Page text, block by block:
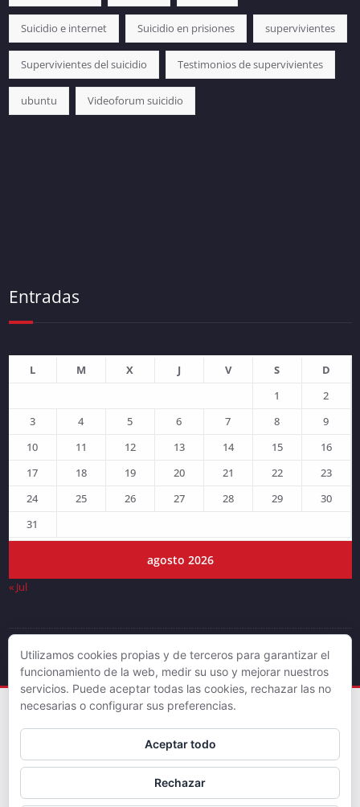
Suicidio e internet Suicidio en prisiones supervivientes
Supervivientes del suicidio Testimonios de supervivientes
ubuntu Videoforum suicidio
Entradas
agosto 2026
L M X J V S
D
1
2
3
4 5 6 7 8
9
10
11 12 13 14 15
16
17
18 19 20 21 22
23
24
25 26 27 28 29
30
31
« Jul
© DJLV 2019
Utilizamos cookies propias y de terceros para garantizar el
funcionamiento de la web, medir su uso y mejorar nuestros
servicios. Puede aceptar todas las cookies, rechazar las no
necesarias o configurar sus preferencias.
Aceptar todo
Rechazar